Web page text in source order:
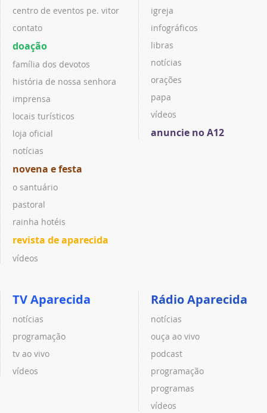
centro de eventos pe. vitor
contato
doação
família dos devotos
história de nossa senhora
imprensa
locais turísticos
loja oficial
notícias
novena e festa
o santuário
pastoral
rainha hotéis
revista de aparecida
vídeos
igreja
infográficos
libras
notícias
orações
papa
vídeos
anuncie no A12
TV Aparecida
notícias
programação
tv ao vivo
vídeos
Rádio Aparecida
notícias
ouça ao vivo
podcast
programação
programas
vídeos